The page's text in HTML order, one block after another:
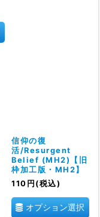
信仰の復
活/Resurgent
Belief (MH2)【旧
枠加工版・MH2】
110 円 (税込)
オプション選択